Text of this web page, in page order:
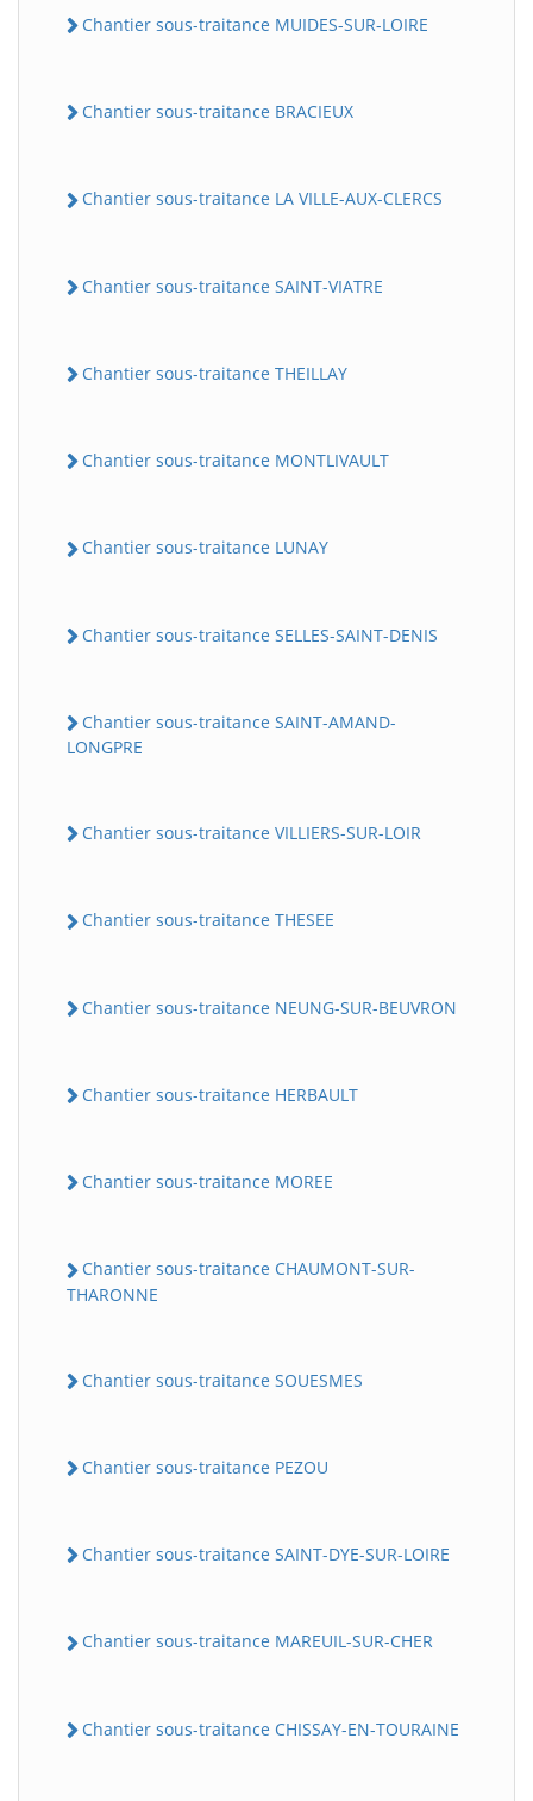
Chantier sous-traitance MUIDES-SUR-LOIRE
Chantier sous-traitance BRACIEUX
Chantier sous-traitance LA VILLE-AUX-CLERCS
Chantier sous-traitance SAINT-VIATRE
Chantier sous-traitance THEILLAY
Chantier sous-traitance MONTLIVAULT
Chantier sous-traitance LUNAY
Chantier sous-traitance SELLES-SAINT-DENIS
Chantier sous-traitance SAINT-AMAND-
LONGPRE
Chantier sous-traitance VILLIERS-SUR-LOIR
Chantier sous-traitance THESEE
Chantier sous-traitance NEUNG-SUR-BEUVRON
Chantier sous-traitance HERBAULT
Chantier sous-traitance MOREE
Chantier sous-traitance CHAUMONT-SUR-
THARONNE
Chantier sous-traitance SOUESMES
Chantier sous-traitance PEZOU
Chantier sous-traitance SAINT-DYE-SUR-LOIRE
Chantier sous-traitance MAREUIL-SUR-CHER
Chantier sous-traitance CHISSAY-EN-TOURAINE